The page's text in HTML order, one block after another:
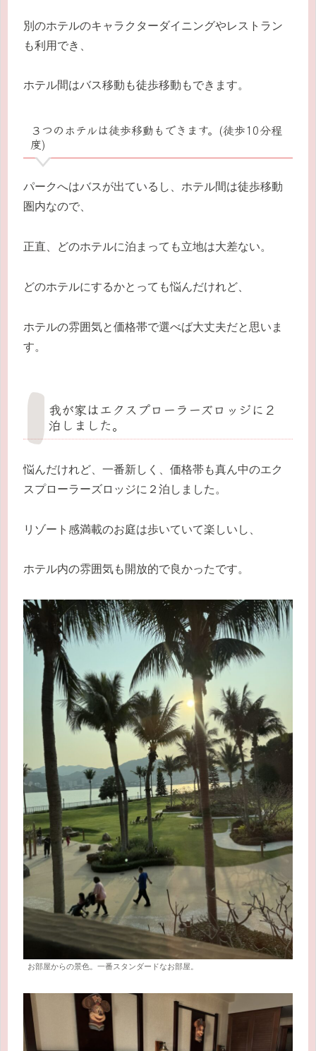
別のホテルのキャラクターダイニングやレストラン
も利用でき、
ホテル間はバス移動も徒歩移動もできます。
３つのホテルは徒歩移動もできます。(徒歩10分程
度)
パークへはバスが出ているし、ホテル間は徒歩移動
圏内なので、
正直、どのホテルに泊まっても立地は大差ない。
どのホテルにするかとっても悩んだけれど、
ホテルの雰囲気と価格帯で選べば大丈夫だと思いま
す。
我が家はエクスプローラーズロッジに２
泊しました。
悩んだけれど、一番新しく、価格帯も真ん中のエク
スプローラーズロッジに２泊しました。
リゾート感満載のお庭は歩いていて楽しいし、
ホテル内の雰囲気も開放的で良かったです。
お部屋からの景色。一番スタンダードなお部屋。